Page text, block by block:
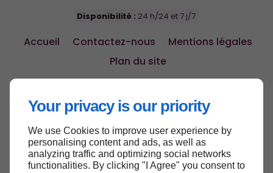
Your privacy is our priority
We use Cookies to improve user experience by
personalising content and ads, as well as
analyzing traffic and optimizing social networks
functionalities. By clicking "I Agree" you consent to
Disponibilité : 24 h/24 et 7 j/7
Accueil Contactez-nous
Mentions légales
Plan du site
Haut de page